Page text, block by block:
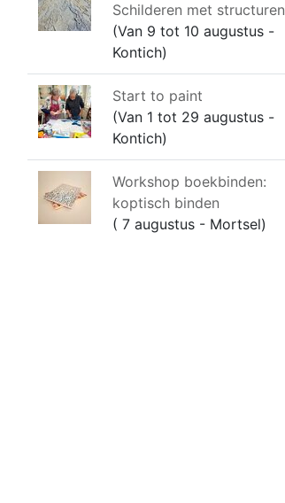
Schilderen met structuren
(Van 9 tot 10 augustus -
Kontich)
Start to paint
(Van 1 tot 29 augustus -
Kontich)
Workshop boekbinden:
koptisch binden
( 7 augustus - Mortsel)